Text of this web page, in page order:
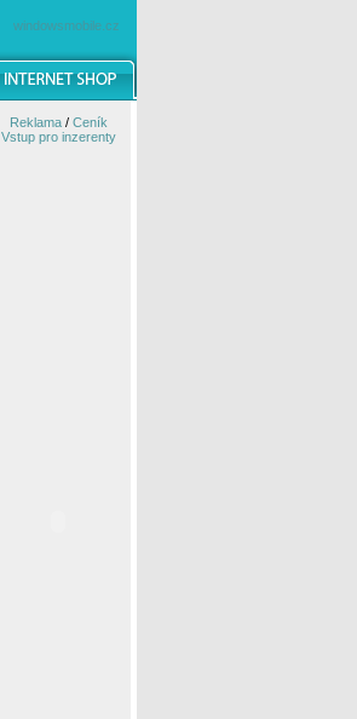
windowsmobile.cz
Reklama/ Ceník
Vstup pro inzerenty